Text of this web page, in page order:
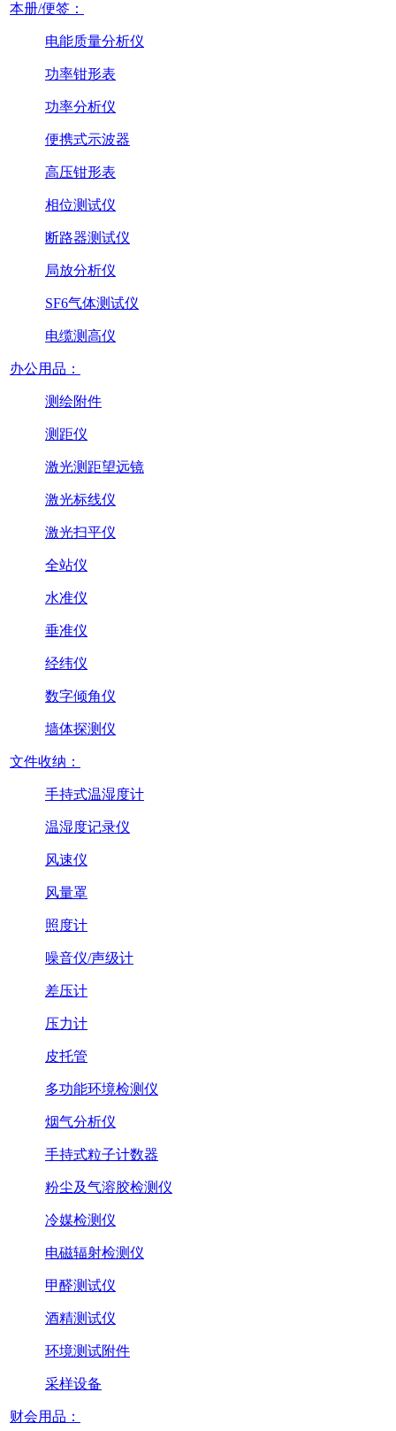
本册/便签：
电能质量分析仪
功率钳形表
功率分析仪
便携式示波器
高压钳形表
相位测试仪
断路器测试仪
局放分析仪
SF6气体测试仪
电缆测高仪
办公用品：
测绘附件
测距仪
激光测距望远镜
激光标线仪
激光扫平仪
全站仪
水准仪
垂准仪
经纬仪
数字倾角仪
墙体探测仪
文件收纳：
手持式温湿度计
温湿度记录仪
风速仪
风量罩
照度计
噪音仪/声级计
差压计
压力计
皮托管
多功能环境检测仪
烟气分析仪
手持式粒子计数器
粉尘及气溶胶检测仪
冷媒检测仪
电磁辐射检测仪
甲醛测试仪
酒精测试仪
环境测试附件
采样设备
财会用品：